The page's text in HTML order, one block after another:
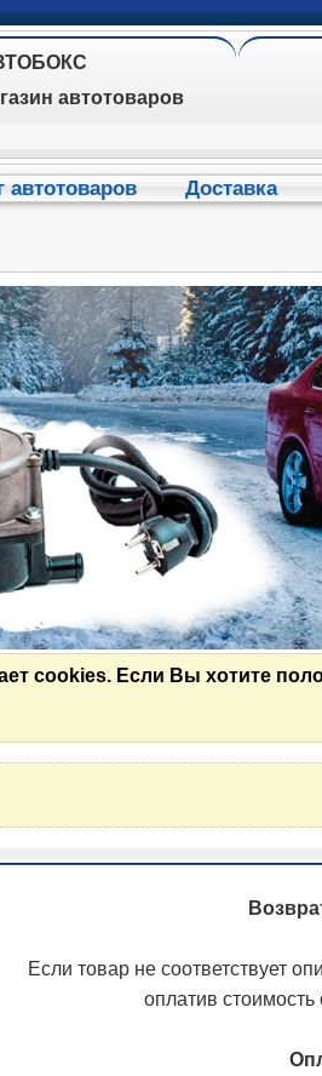
автотоваров
автотоваров Доставка
cookies. Если Вы хотите
Если товар не соответствует
оплатив